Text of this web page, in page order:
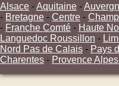
Alsace -Aquitaine -
- Bretagne - Centre -
- Franche Comté - Haute
Languedoc Roussillon -
Nord Pas de Calais - Pays
Charentes - Provence